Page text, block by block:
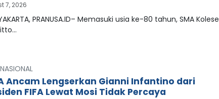
7, 2026
PRANUSA.ID– Memasuki usia ke-80 tahun, SMA Kolese
Ancam Lengserkan Gianni Infantino dari
FIFA Lewat Mosi Tidak Percaya